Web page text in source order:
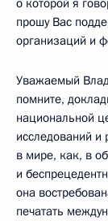
прошу Вас
организаций и
Уважаемый
помните,
национальной
исследований и
в мире, как, в
и
она
печатать